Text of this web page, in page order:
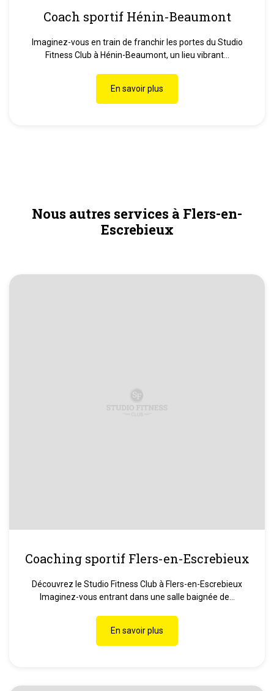
Coach sportif Hénin-Beaumont
Imaginez-vous en train de franchir les portes du Studio
Fitness Club à Hénin-Beaumont, un lieu vibrant...
En savoir plus
Nous autres services à Flers-en-
Escrebieux
Coaching sportif Flers-en-Escrebieux
Découvrez le Studio Fitness Club à Flers-en-Escrebieux
Imaginez-vous entrant dans une salle baignée de...
En savoir plus